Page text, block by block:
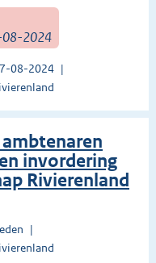
08-2024
08-2024
invordering
Rivierenland